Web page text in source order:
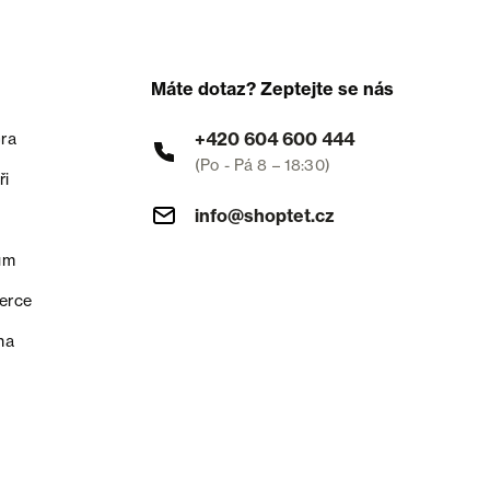
Máte dotaz? Zeptejte se nás
+420 604 600 444
(Po - Pá 8 – 18:30)
info@shoptet.cz